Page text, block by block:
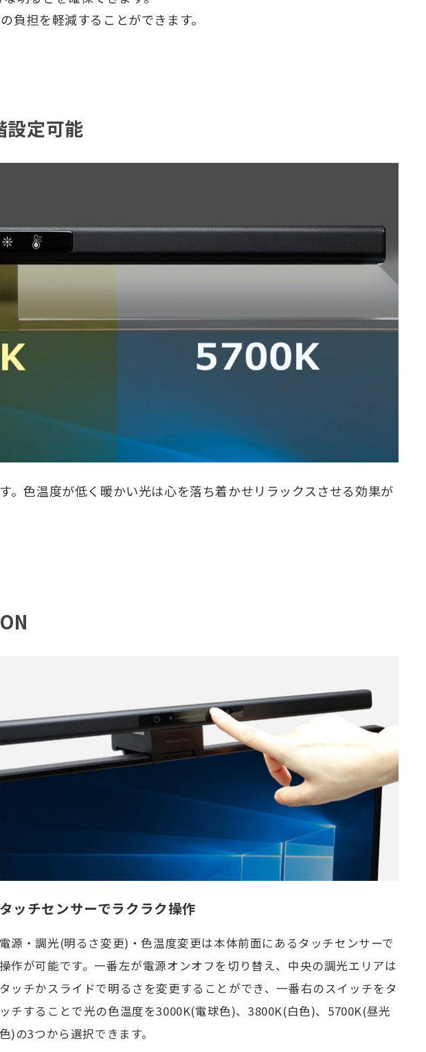
負担を軽減することができます。
設定可能
色温度が低く暖かい光は心を落ち着かせリラックスさせる効果が
タッチセンサーでラクラク操作
電源・調光(明るさ変更)・色温度変更は本体前面にあるタッチセンサーで
操作が可能です。一番左が電源オンオフを切り替え、中央の調光エリアは
タッチかスライドで明るさを変更することができ、一番右のスイッチをタ
ッチすることで光の色温度を3000K(電球色)、3800K(白色)、5700K(昼光
色)の3つから選択できます。